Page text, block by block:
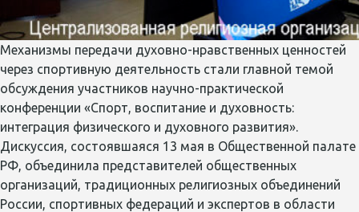
Механизмы передачи духовно-нравственных ценностей
через спортивную деятельность стали главной темой
обсуждения участников научно-практической
конференции «Спорт, воспитание и духовность:
интеграция физического и духовного развития».
Дискуссия, состоявшаяся 13 мая в Общественной палате
РФ, объединила представителей общественных
организаций, традиционных религиозных объединений
России, спортивных федераций и экспертов в области